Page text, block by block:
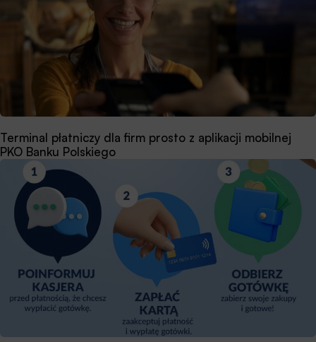
Terminal płatniczy dla firm prosto z aplikacji mobilnej
PKO Banku Polskiego